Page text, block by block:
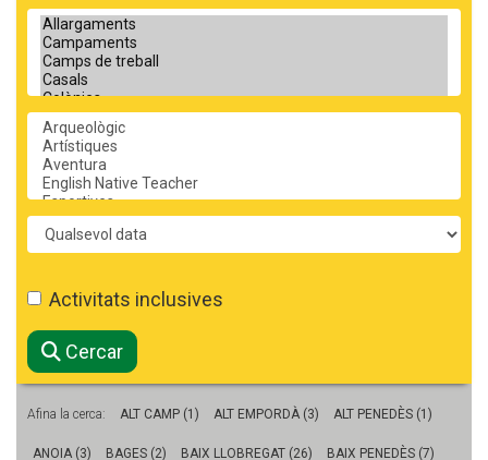
Tipus d'activitat
Temàtica
Període
Activitats inclusives
Cercar
Afina la cerca: ALT CAMP (1) ALT EMPORDÀ (3) ALT PENEDÈS (1)
ANOIA (3) BAGES (2) BAIX LLOBREGAT (26) BAIX PENEDÈS (7)
CASES DE COLÒNIES
ACCIÓ SOCIAL I JOVES
SUPORT TERCER SECTOR